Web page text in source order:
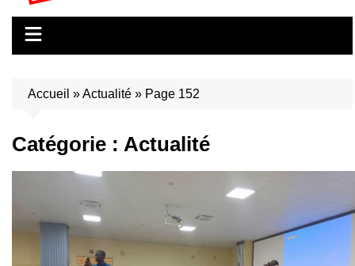
Accueil »Actualité » Page 152
Catégorie : Actualité